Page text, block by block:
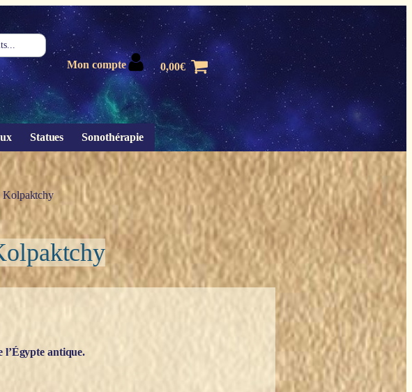
Mon compte 0,00€
Statues Sonothérapie
Kolpaktchy
l’Égypte antique.